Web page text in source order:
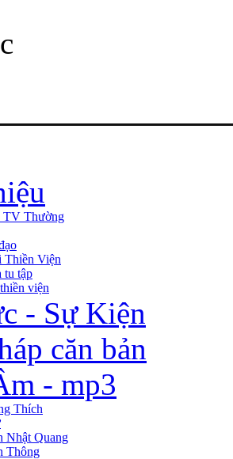
TV Thường
Thiền Viện
tu tập
viện
- Sự Kiện
căn bản
- mp3
Thích
Nhật Quang
Thông